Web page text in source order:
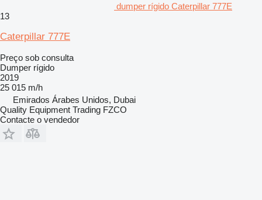
dumper rígido Caterpillar 777E
13
Caterpillar 777E
Preço sob consulta
Dumper rígido
2019
25 015 m/h
Emirados Árabes Unidos, Dubai
Quality Equipment Trading FZCO
Contacte o vendedor